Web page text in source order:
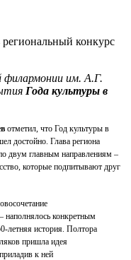
конкурс
филармонии им. А.Г.
Года культуры в
отметил, что Год культуры в
достойно. Глава региона
двум главным направлениям –
которые подпитывают друг
наполнялось конкретным
летняя история. Полтора
пришла идея
к ней